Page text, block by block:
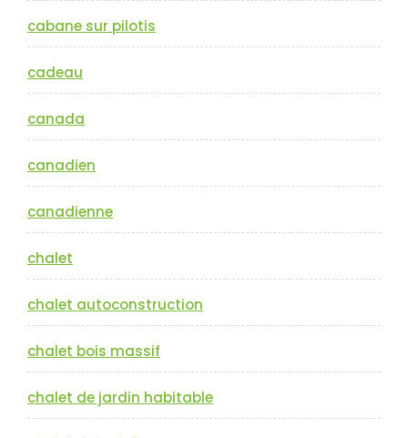
cabane sur pilotis
cadeau
canada
canadien
canadienne
chalet
chalet autoconstruction
chalet bois massif
chalet de jardin habitable